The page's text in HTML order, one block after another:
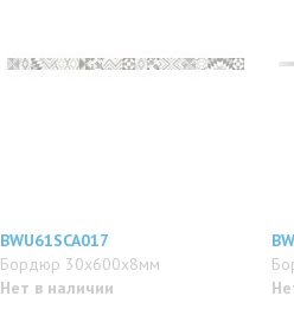
BWU61SCA017
Бордюр 30x600x8мм
Нет в наличии